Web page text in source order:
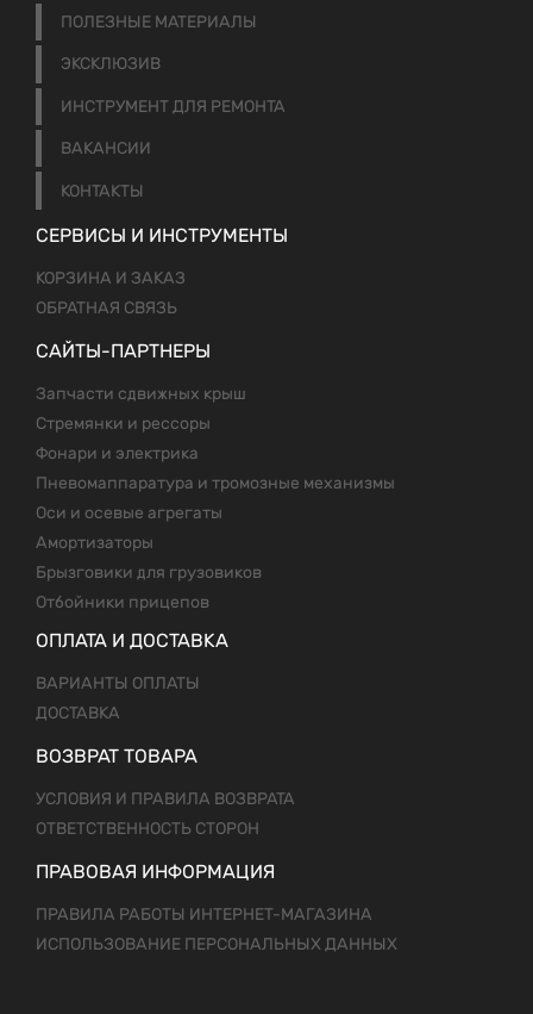
ПОЛЕЗНЫЕ МАТЕРИАЛЫ
ЭКСКЛЮЗИВ
ИНСТРУМЕНТ ДЛЯ РЕМОНТА
ВАКАНСИИ
КОНТАКТЫ
СЕРВИСЫ И ИНСТРУМЕНТЫ
КОРЗИНА И ЗАКАЗ
ОБРАТНАЯ СВЯЗЬ
САЙТЫ-ПАРТНЕРЫ
Запчасти сдвижных крыш
Стремянки и рессоры
Фонари и электрика
Пневомаппаратура и тромозные механизмы
Оси и осевые агрегаты
Амортизаторы
Брызговики для грузовиков
Отбойники прицепов
ОПЛАТА И ДОСТАВКА
ВАРИАНТЫ ОПЛАТЫ
ДОСТАВКА
ВОЗВРАТ ТОВАРА
УСЛОВИЯ И ПРАВИЛА ВОЗВРАТА
ОТВЕТСТВЕННОСТЬ СТОРОН
ПРАВОВАЯ ИНФОРМАЦИЯ
ПРАВИЛА РАБОТЫ ИНТЕРНЕТ-МАГАЗИНА
ИСПОЛЬЗОВАНИЕ ПЕРСОНАЛЬНЫХ ДАННЫХ